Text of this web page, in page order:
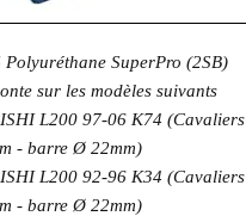
Polyuréthane SuperPro (2SB)
sur les modèles suivants
L200 97-06 K74
- barre Ø 22mm)
L200 92-96 K34
- barre Ø 22mm)